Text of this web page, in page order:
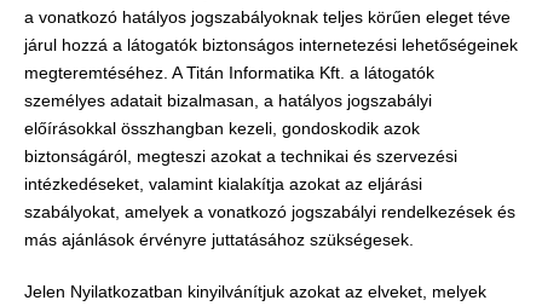
a vonatkozó hatályos jogszabályoknak teljes körűen eleget téve
járul hozzá a látogatók biztonságos internetezési lehetőségeinek
megteremtéséhez. A Titán Informatika Kft. a látogatók
személyes adatait bizalmasan, a hatályos jogszabályi
előírásokkal összhangban kezeli, gondoskodik azok
biztonságáról, megteszi azokat a technikai és szervezési
intézkedéseket, valamint kialakítja azokat az eljárási
szabályokat, amelyek a vonatkozó jogszabályi rendelkezések és
más ajánlások érvényre juttatásához szükségesek.
Jelen Nyilatkozatban kinyilvánítjuk azokat az elveket, melyek